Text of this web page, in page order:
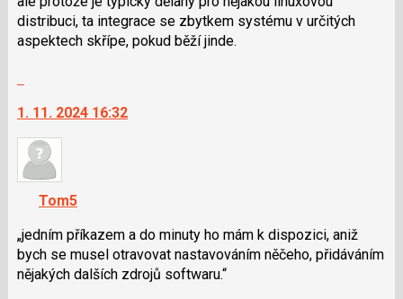
a
P
názor
distribuci, ta integrace se zbytkem systému v určitých
aspektech skřípe, pokud běží jinde.
další
nový
názor.
navigaci
lze
použít
i
klávesy
1. 11. 2024 16:32
Tom5
jedním příkazem a do minuty ho mám k dispozici, aniž
bych se musel otravovat nastavováním něčeho, přidáváním
nějakých dalších zdrojů softwaru.